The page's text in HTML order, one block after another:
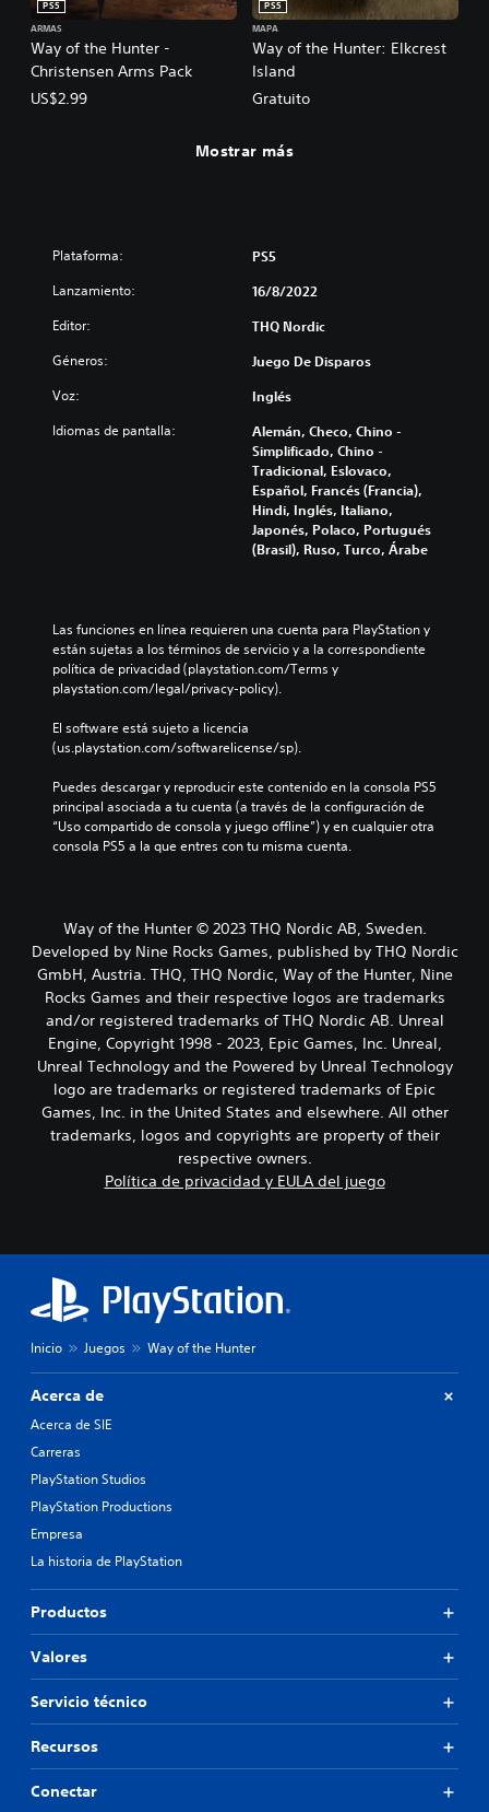
Way of the Hunter -
Christensen Arms Pack
PS5
ARMAS
US$2.99
Way of the Hunter: Elkcrest
Island
PS5
MAPA
Gratuito
Mostrar más
Plataforma: PS5
Lanzamiento: 16/8/2022
Editor: THQ Nordic
Géneros: Juego De Disparos
Voz: Inglés
Idiomas de pantalla:
Alemán, Checo, Chino -
Simplificado, Chino -
Tradicional, Eslovaco,
Español, Francés (Francia),
Hindi, Inglés, Italiano,
Japonés, Polaco, Portugués
(Brasil), Ruso, Turco, Árabe
Las funciones en línea requieren una cuenta para PlayStation y
están sujetas a los términos de servicio y a la correspondiente
política de privacidad (playstation.com/Terms y
playstation.com/legal/privacy-policy).
El software está sujeto a licencia
(us.playstation.com/softwarelicense/sp).
Puedes descargar y reproducir este contenido en la consola PS5
principal asociada a tu cuenta (a través de la configuración de
“Uso compartido de consola y juego offline”) y en cualquier otra
consola PS5 a la que entres con tu misma cuenta.
Way of the Hunter © 2023 THQ Nordic AB, Sweden.
Developed by Nine Rocks Games, published by THQ Nordic
GmbH, Austria. THQ, THQ Nordic, Way of the Hunter, Nine
Rocks Games and their respective logos are trademarks
and/or registered trademarks of THQ Nordic AB. Unreal
Engine, Copyright 1998 - 2023, Epic Games, Inc. Unreal,
Unreal Technology and the Powered by Unreal Technology
logo are trademarks or registered trademarks of Epic
Games, Inc. in the United States and elsewhere. All other
trademarks, logos and copyrights are property of their
respective owners.
Política de privacidad y EULA del juego
Inicio Juegos Way of the Hunter
Acerca de
Acerca de SIE
Carreras
PlayStation Studios
PlayStation Productions
Empresa
La historia de PlayStation
Productos
Valores
Servicio técnico
Recursos
Conectar